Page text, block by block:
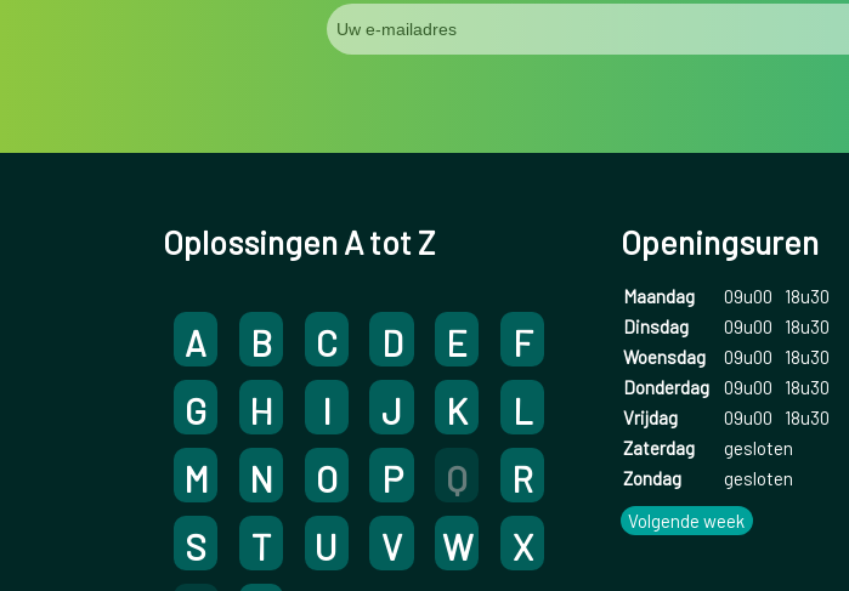
Oplossingen A tot Z
A B C D E
F
G
H I J K
L
M
N O P Q
R
S
T U V W
X
Openingsuren
Maandag 09u00
18u30
Dinsdag
09u00
18u30
Woensdag
09u00
18u30
Donderdag
09u00
18u30
Vrijdag
09u00
18u30
Zaterdag
gesloten
Zondag
gesloten
Volgende week